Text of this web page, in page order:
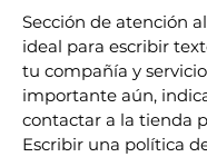
Sección de atención
ideal para escribir
tu compañía y
importante aún,
contactar a la tienda
Escribir una política